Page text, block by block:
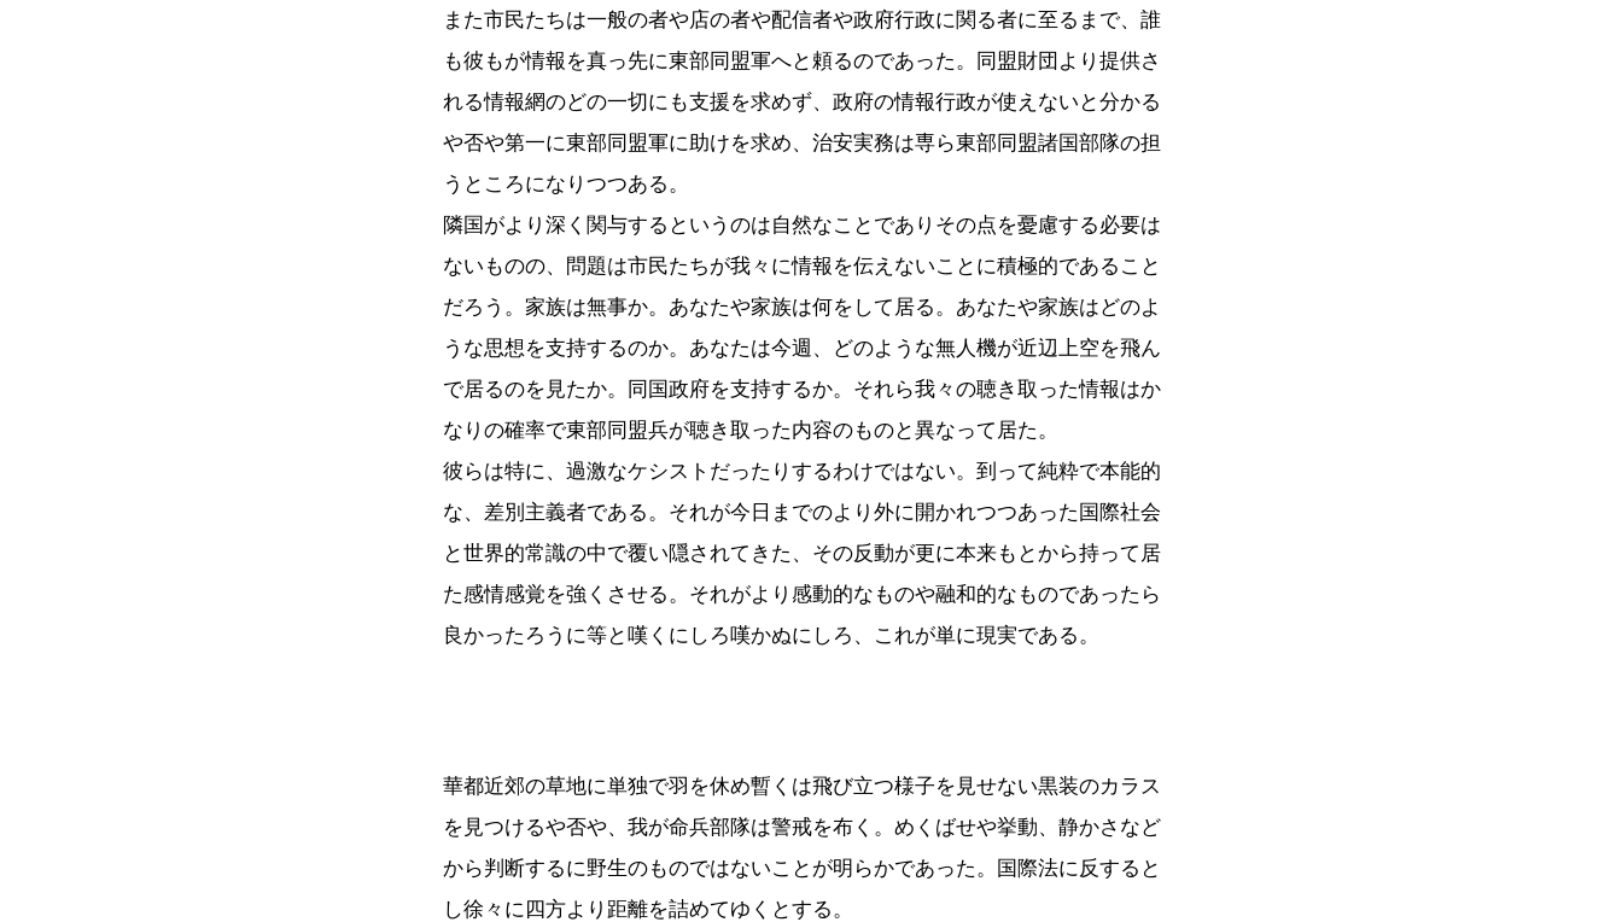
また市民たちは一般の者や店の者や配信者や政府行政に関る者に至るまで、誰
も彼もが情報を真っ先に東部同盟軍へと頼るのであった。同盟財団より提供さ
れる情報網のどの一切にも支援を求めず、政府の情報行政が使えないと分かる
や否や第一に東部同盟軍に助けを求め、治安実務は専ら東部同盟諸国部隊の担
うところになりつつある。
隣国がより深く関与するというのは自然なことでありその点を憂慮する必要は
ないものの、問題は市民たちが我々に情報を伝えないことに積極的であること
だろう。家族は無事か。あなたや家族は何をして居る。あなたや家族はどのよ
うな思想を支持するのか。あなたは今週、どのような無人機が近辺上空を飛ん
で居るのを見たか。同国政府を支持するか。それら我々の聴き取った情報はか
なりの確率で東部同盟兵が聴き取った内容のものと異なって居た。
彼らは特に、過激なケシストだったりするわけではない。到って純粋で本能的
な、差別主義者である。それが今日までのより外に開かれつつあった国際社会
と世界的常識の中で覆い隠されてきた、その反動が更に本来もとから持って居
た感情感覚を強くさせる。それがより感動的なものや融和的なものであったら
良かったろうに等と嘆くにしろ嘆かぬにしろ、これが単に現実である。
華都近郊の草地に単独で羽を休め暫くは飛び立つ様子を見せない黒装のカラス
を見つけるや否や、我が命兵部隊は警戒を布く。めくばせや挙動、静かさなど
から判断するに野生のものではないことが明らかであった。国際法に反すると
し徐々に四方より距離を詰めてゆくとする。